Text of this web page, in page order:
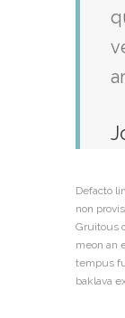
Defacto
non
Gruitous
meon an
tempus
baklava